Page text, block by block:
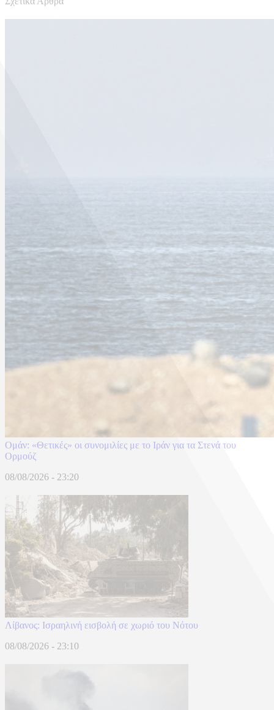
Ομάν: «Θετικές» οι συνομιλίες με το Ιράν για τα Στενά του
Ορμούζ
08/08/2026 - 23:20
Λίβανος: Ισραηλινή εισβολή σε χωριό του Νότου
08/08/2026 - 23:10